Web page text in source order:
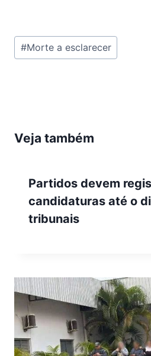
Tags
do
#Morte a esclarecer
Veja também
Partidos devem
candidaturas até o
tribunais